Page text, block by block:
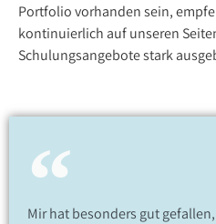
Portfolio vorhanden sein,
kontinuierlich auf unseren
Schulungsangebote stark
Mir hat besonders gut